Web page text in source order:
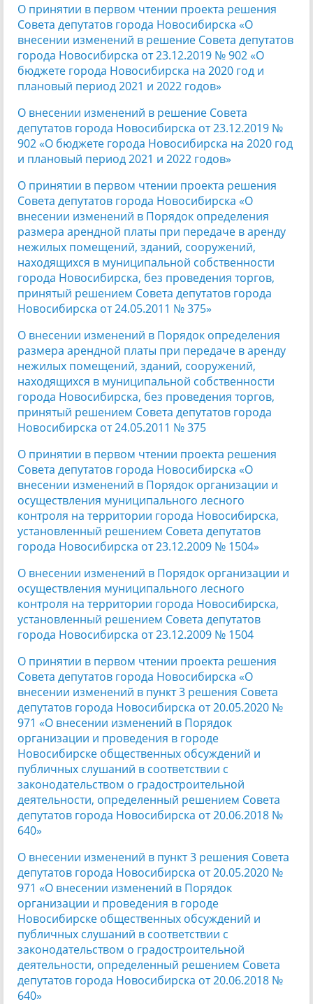
О принятии в первом чтении проекта решения
Совета депутатов города Новосибирска «О
внесении изменений в решение Совета депутатов
города Новосибирска от 23.12.2019 № 902 «О
бюджете города Новосибирска на 2020 год и
плановый период 2021 и 2022 годов»
О внесении изменений в решение Совета
депутатов города Новосибирска от 23.12.2019 №
902 «О бюджете города Новосибирска на 2020 год
и плановый период 2021 и 2022 годов»
О принятии в первом чтении проекта решения
Совета депутатов города Новосибирска «О
внесении изменений в Порядок определения
размера арендной платы при передаче в аренду
нежилых помещений, зданий, сооружений,
находящихся в муниципальной собственности
города Новосибирска, без проведения торгов,
принятый решением Совета депутатов города
Новосибирска от 24.05.2011 № 375»
О внесении изменений в Порядок определения
размера арендной платы при передаче в аренду
нежилых помещений, зданий, сооружений,
находящихся в муниципальной собственности
города Новосибирска, без проведения торгов,
принятый решением Совета депутатов города
Новосибирска от 24.05.2011 № 375
О принятии в первом чтении проекта решения
Совета депутатов города Новосибирска «О
внесении изменений в Порядок организации и
осуществления муниципального лесного
контроля на территории города Новосибирска,
установленный решением Совета депутатов
города Новосибирска от 23.12.2009 № 1504»
О внесении изменений в Порядок организации и
осуществления муниципального лесного
контроля на территории города Новосибирска,
установленный решением Совета депутатов
города Новосибирска от 23.12.2009 № 1504
О принятии в первом чтении проекта решения
Совета депутатов города Новосибирска «О
внесении изменений в пункт 3 решения Совета
депутатов города Новосибирска от 20.05.2020 №
971 «О внесении изменений в Порядок
организации и проведения в городе
Новосибирске общественных обсуждений и
публичных слушаний в соответствии с
законодательством о градостроительной
деятельности, определенный решением Совета
депутатов города Новосибирска от 20.06.2018 №
640»
О внесении изменений в пункт 3 решения Совета
депутатов города Новосибирска от 20.05.2020 №
971 «О внесении изменений в Порядок
организации и проведения в городе
Новосибирске общественных обсуждений и
публичных слушаний в соответствии с
законодательством о градостроительной
деятельности, определенный решением Совета
депутатов города Новосибирска от 20.06.2018 №
640»